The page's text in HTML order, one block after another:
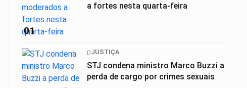
01
a fortes nesta quarta-feira
JUSTIÇA
STJ condena ministro Marco Buzzi a
perda de cargo por crimes sexuais